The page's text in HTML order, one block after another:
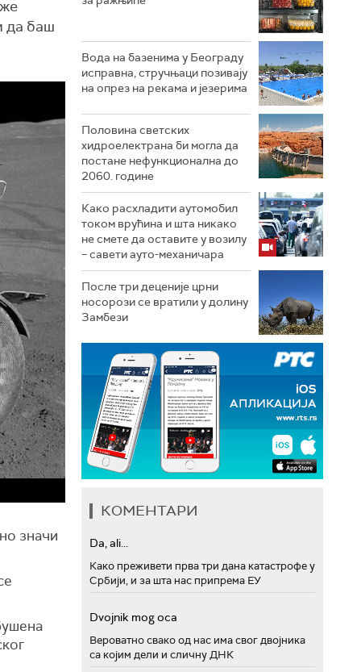
да баш
значи
Вода на базенима у Београду
исправна, стручњаци позивају
на опрез на рекама и језерима
Половина светских
хидроелектрана би могла да
постане нефункционална до
2060. године
Како расхладити аутомобил
током врућина и шта никако
не смете да оставите у возилу
– савети ауто-механичара
После три деценије црни
носорози се вратили у долину
Замбези
КОМЕНТАРИ
Da, ali...
Како преживети прва три дана катастрофе у
Србији, и за шта нас припрема ЕУ
Dvojnik mog oca
Вероватно свако од нас има свог двојника
са којим дели и сличну ДНК